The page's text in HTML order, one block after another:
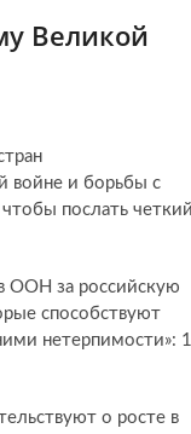
Великой
войне и борьбы с
послать
ООН за российскую
способствуют
нетерпимости»:
о росте в